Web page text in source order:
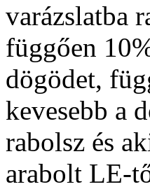
varázslatba
függően
dögödet,
kevesebb a
rabolsz és
arabolt LE-